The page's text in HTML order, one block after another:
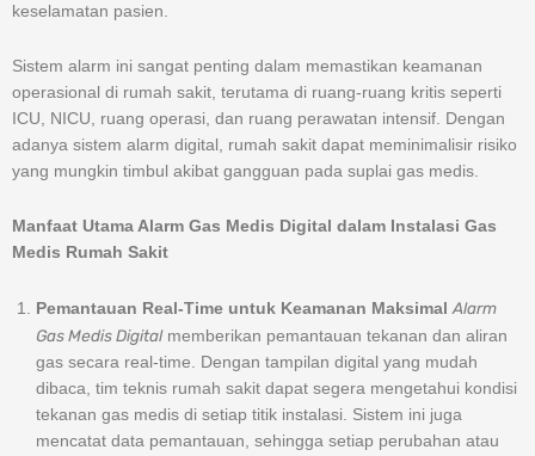
keselamatan pasien.
Sistem alarm ini sangat penting dalam memastikan keamanan
operasional di rumah sakit, terutama di ruang-ruang kritis seperti
ICU, NICU, ruang operasi, dan ruang perawatan intensif. Dengan
adanya sistem alarm digital, rumah sakit dapat meminimalisir risiko
yang mungkin timbul akibat gangguan pada suplai gas medis.
Manfaat Utama Alarm Gas Medis Digital dalam Instalasi Gas
Medis Rumah Sakit
Pemantauan Real-Time untuk Keamanan Maksimal Alarm
Gas Medis Digitalmemberikan pemantauan tekanan dan aliran
gas secara real-time. Dengan tampilan digital yang mudah
dibaca, tim teknis rumah sakit dapat segera mengetahui kondisi
tekanan gas medis di setiap titik instalasi. Sistem ini juga
mencatat data pemantauan, sehingga setiap perubahan atau